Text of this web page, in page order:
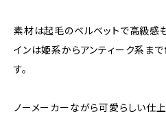
素材は起毛のベルベットで高級感
インは姫系からアンティーク系ま
す。
ノーメーカーながら可愛らしい仕